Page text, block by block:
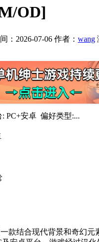
OD]
：2026-07-06 作者： wang
PC+安卓 偏好类型:...
一款结合现代背景和奇幻元